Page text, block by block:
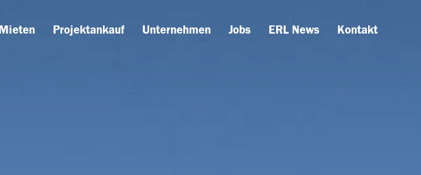
Mieten Projektankauf Unternehmen Jobs ERL News Kontakt